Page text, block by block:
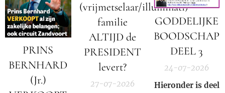
PRINS
BERNHARD
(Jr.)
(vrijmetselaar/illuminati)
familie
ALTIJD de
PRESIDENT
levert?
27-07-2026
GODDELIJKE
BOODSCHAP
DEEL 3
24-07-2026
Hieronder is deel